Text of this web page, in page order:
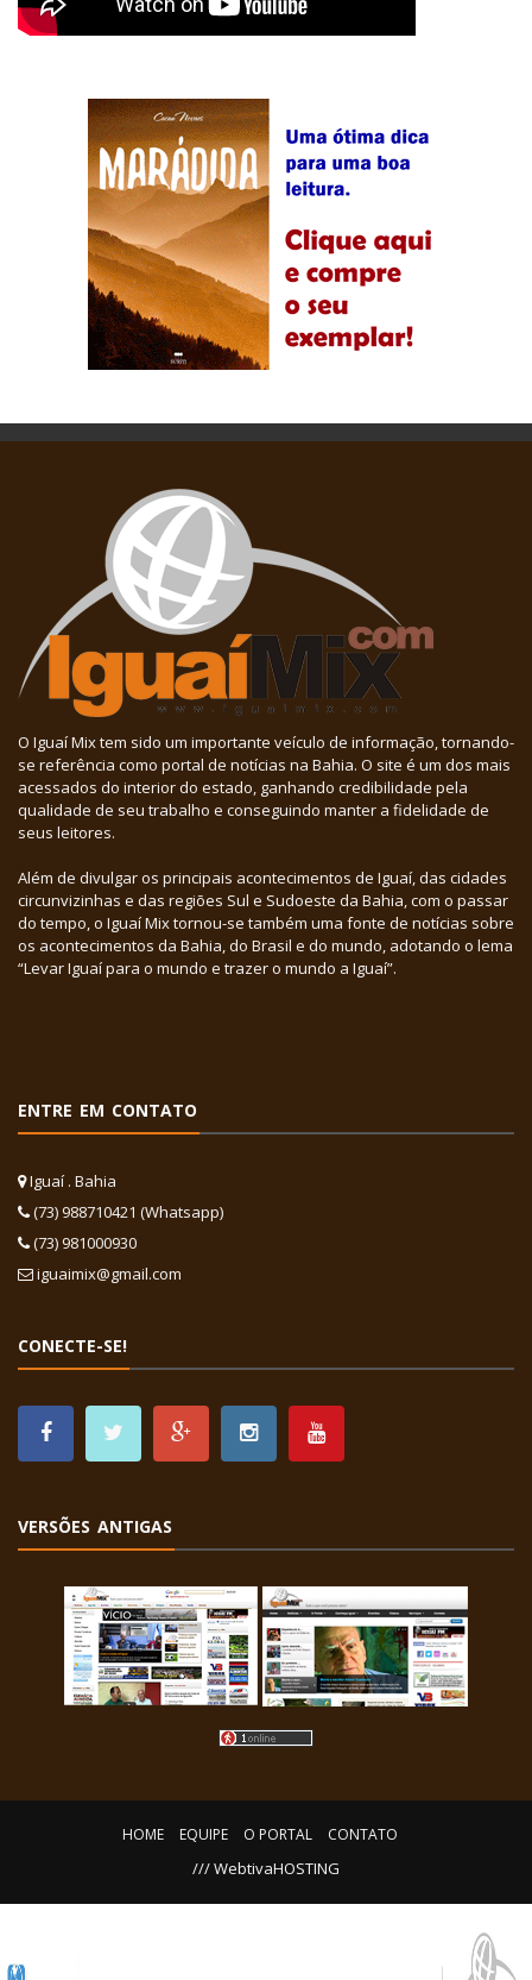
O Iguaí Mix tem sido um importante veículo de informação, tornando-
se referência como portal de notícias na Bahia. O site é um dos mais
acessados do interior do estado, ganhando credibilidade pela
qualidade de seu trabalho e conseguindo manter a fidelidade de
seus leitores.
Além de divulgar os principais acontecimentos de Iguaí, das cidades
circunvizinhas e das regiões Sul e Sudoeste da Bahia, com o passar
do tempo, o Iguaí Mix tornou-se também uma fonte de notícias sobre
os acontecimentos da Bahia, do Brasil e do mundo, adotando o lema
“Levar Iguaí para o mundo e trazer o mundo a Iguaí”.
ENTRE EM CONTATO
Iguaí . Bahia
(73) 988710421 (Whatsapp)
(73) 981000930
iguaimix@gmail.com
CONECTE-SE!
VERSÕES ANTIGAS
HOME EQUIPE O PORTAL CONTATO
/// WebtivaHOSTING